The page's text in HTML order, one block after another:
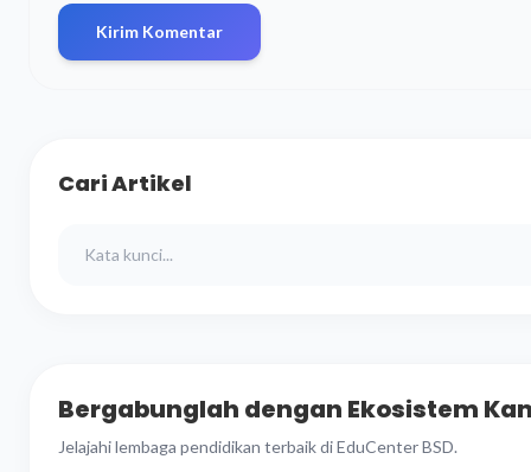
Kirim Komentar
Cari Artikel
Bergabunglah dengan Ekosistem
Jelajahi lembaga pendidikan terbaik di EduCenter BSD.